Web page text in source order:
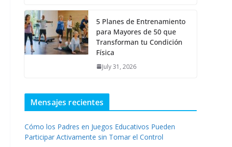
5 Planes de Entrenamiento
para Mayores de 50 que
Transforman tu Condición
Física
July 31, 2026
Mensajes recientes
Cómo los Padres en Juegos Educativos Pueden
Participar Activamente sin Tomar el Control